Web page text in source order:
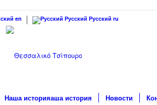
en Русский Русский ru
Наша историяаша история Нoвoсти